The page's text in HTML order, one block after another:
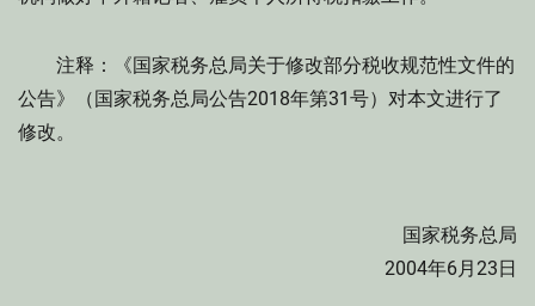
注释：《国家税务总局关于修改部分税收规范性文件的
公告》（国家税务总局公告2018年第31号）对本文进行了
修改。
国家税务总局
2004年6月23日